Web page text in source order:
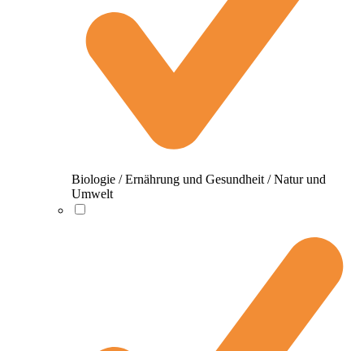
Biologie / Ernährung und Gesundheit / Natur und
Umwelt